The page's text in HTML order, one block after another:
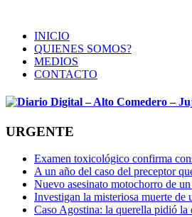
INICIO
QUIENES SOMOS?
MEDIOS
CONTACTO
URGENTE
Examen toxicológico confirma
A un año del caso del preceptor
Nuevo asesinato motochorro de
Investigan la misteriosa muerte de
Caso Agostina: la querella pidió la